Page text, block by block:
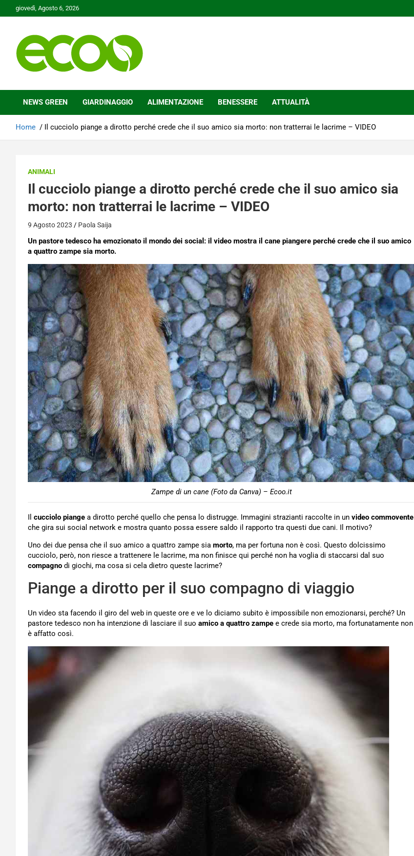
to
giovedì, Agosto 6, 2026
Ecoo.it
NEWS GREEN GIARDINAGGIO ALIMENTAZIONE BENESSERE ATTUALITÀ
Home Il cucciolo piange a dirotto perché crede che il suo amico sia morto: non tratterrai le lacrime – VIDEO
ANIMALI
Il cucciolo piange a dirotto perché crede che il suo amico sia
morto: non tratterrai le lacrime – VIDEO
9 Agosto 2023 Paola Saija
Un pastore tedesco ha emozionato il mondo dei social: il video mostra il cane piangere perché crede che il suo amico
a quattro zampe sia morto.
Zampe di un cane (Foto da Canva) – Ecoo.it
Il cucciolo piange a dirotto perché quello che pensa lo distrugge. Immagini strazianti raccolte in un video commovente
che gira sui social network e mostra quanto possa essere saldo il rapporto tra questi due cani. Il motivo?
Uno dei due pensa che il suo amico a quattro zampe sia morto, ma per fortuna non è così. Questo dolcissimo
cucciolo, però, non riesce a trattenere le lacrime, ma non finisce qui perché non ha voglia di staccarsi dal suo
compagno di giochi, ma cosa si cela dietro queste lacrime?
Piange a dirotto per il suo compagno di viaggio
Un video sta facendo il giro del web in queste ore e ve lo diciamo subito è impossibile non emozionarsi, perché? Un
pastore tedesco non ha intenzione di lasciare il suo amico a quattro zampe e crede sia morto, ma fortunatamente non
è affatto così.